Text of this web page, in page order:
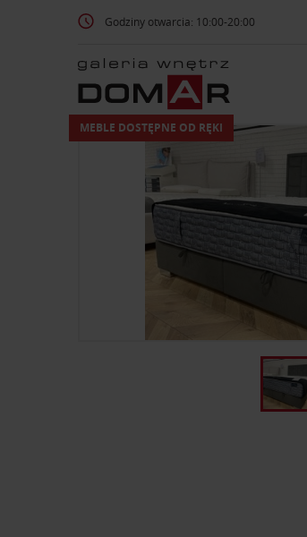
Godziny otwarcia: 10:00-20:00
MEBLE DOSTĘPNE OD RĘKI